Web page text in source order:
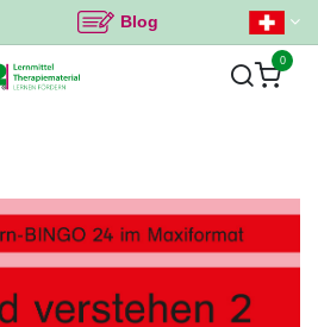
Blog
0